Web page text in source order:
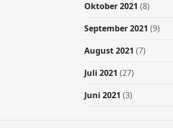
Oktober 2021 (8)
September 2021 (9)
August 2021 (7)
Juli 2021 (27)
Juni 2021 (3)